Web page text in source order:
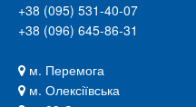
+38 (095) 531-40-07
+38 (096) 645-86-31
м. Перемога
м. Олексіївська